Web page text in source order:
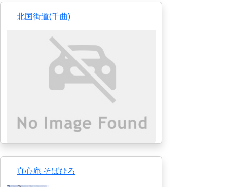
北国街道(千曲)
真心庵 そばひろ